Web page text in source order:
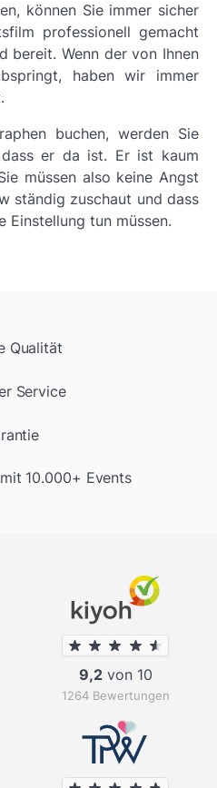
können Sie immer sicher
professionell gemacht
bereit. Wenn der von Ihnen
haben wir immer
buchen, werden Sie
er da ist. Er ist kaum
müssen also keine Angst
ständig zuschaut und dass
Einstellung tun müssen.
Qualität
Service
10.000+ Events
9,2von 10
1264 Bewertungen